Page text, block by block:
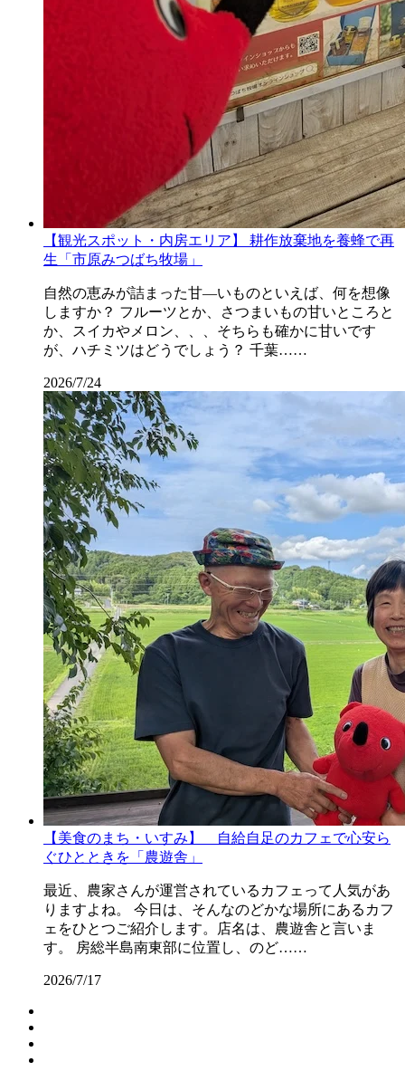
【観光スポット・内房エリア】 耕作放棄地を養蜂で再
生「市原みつばち牧場」
自然の恵みが詰まった甘―いものといえば、何を想像
しますか？ フルーツとか、さつまいもの甘いところと
か、スイカやメロン、、、そちらも確かに甘いです
が、ハチミツはどうでしょう？ 千葉……
2026/7/24
【美食のまち・いすみ】 自給自足のカフェで心安ら
ぐひとときを「農遊舎」
最近、農家さんが運営されているカフェって人気があ
りますよね。 今日は、そんなのどかな場所にあるカフ
ェをひとつご紹介します。店名は、農遊舎と言いま
す。 房総半島南東部に位置し、のど……
2026/7/17